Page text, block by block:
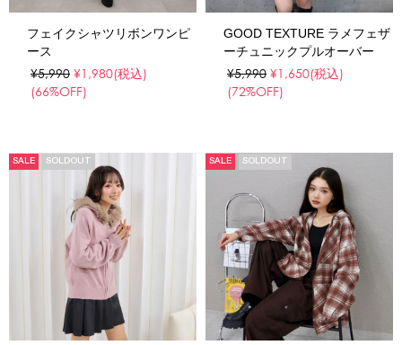
フェイクシャツリボンワンピ
ース
¥5,990 ¥1,980(税込)
(66%OFF)
GOOD TEXTURE ラメフェザ
ーチュニックプルオーバー
¥5,990 ¥1,650(税込)
(72%OFF)
SALE SOLDOUT SALE SOLDOUT